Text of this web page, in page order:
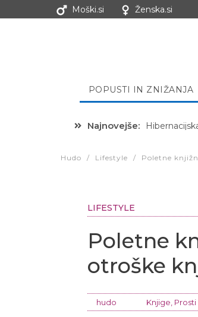
Moški.si Ženska.si
POPUSTI IN ZNIŽANJA
Najnovejše:
Hudo / Lifestyle / Poletne
LIFESTYLE
Poletne
otroške
hudo Knjige Prosti